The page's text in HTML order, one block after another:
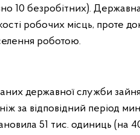
10 безробітних).
робочих місць, проте
роботою.
державної служби
за відповідний період
51 тис. одиниць